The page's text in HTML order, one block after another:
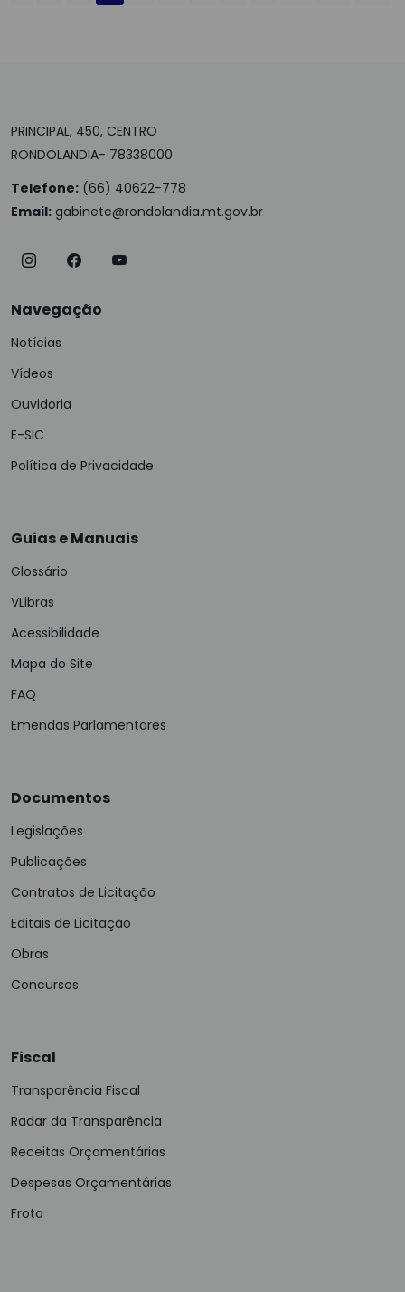
PRINCIPAL, 450, CENTRO
RONDOLANDIA- 78338000
Telefone: (66) 40622-778
Email: gabinete@rondolandia.mt.gov.br
Navegação
Notícias
Vídeos
Ouvidoria
E-SIC
Política de Privacidade
Guias e Manuais
Glossário
VLibras
Acessibilidade
Mapa do Site
FAQ
Emendas Parlamentares
Documentos
Legislações
Publicações
Contratos de Licitação
Editais de Licitação
Obras
Concursos
Fiscal
Transparência Fiscal
Radar da Transparência
Receitas Orçamentárias
Despesas Orçamentárias
Frota